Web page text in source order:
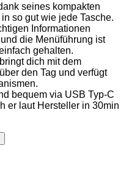
seines kompakten
so gut wie jede Tasche.
Informationen
die Menüführung ist
gehalten.
dich mit dem
den Tag und verfügt
bequem via USB Typ-C
er laut Hersteller in 30min